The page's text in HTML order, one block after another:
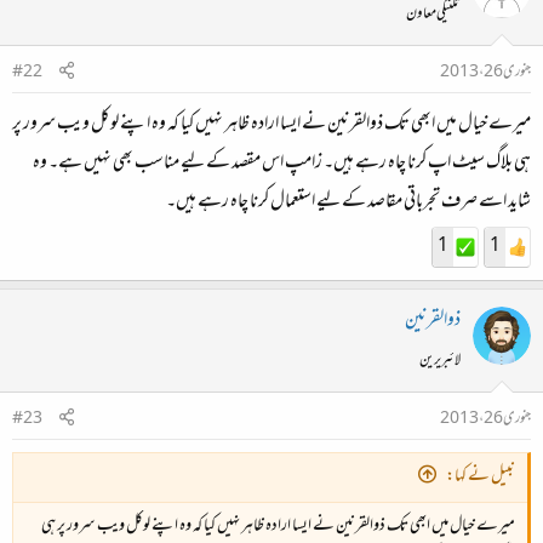
تکنیکی معاون
جنوری 26، 2013
#22
میرے خیال میں ابھی تک ذوالقرنین نے ایسا ارادہ ظاہر نہیں کیا کہ وہ اپنے لوکل ویب سرور پر
ہی بلاگ سیٹ اپ کرنا چاہ رہے ہیں۔ زامپ اس مقصد کے لیے مناسب بھی نہیں ہے۔ وہ
شاید اسے صرف تجرباتی مقاصد کے لیے استعمال کرنا چاہ رہے ہیں۔
1
1
ذوالقرنین
لائبریرین
جنوری 26، 2013
#23
نبیل نے کہا:
میرے خیال میں ابھی تک ذوالقرنین نے ایسا ارادہ ظاہر نہیں کیا کہ وہ اپنے لوکل ویب سرور پر ہی